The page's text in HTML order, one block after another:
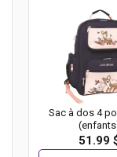
Sac à dos 4
51.99